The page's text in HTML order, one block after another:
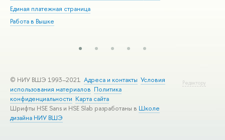
Единая платежная страница
Работа в Вышке
Редактору
© НИУ ВШЭ 1993–2021 Адреса и контакты Условия
использования материалов Политика
конфиденциальности Карта сайта
Шрифты HSE Sans и HSE Slab разработаны в Школе
дизайна НИУ ВШЭ